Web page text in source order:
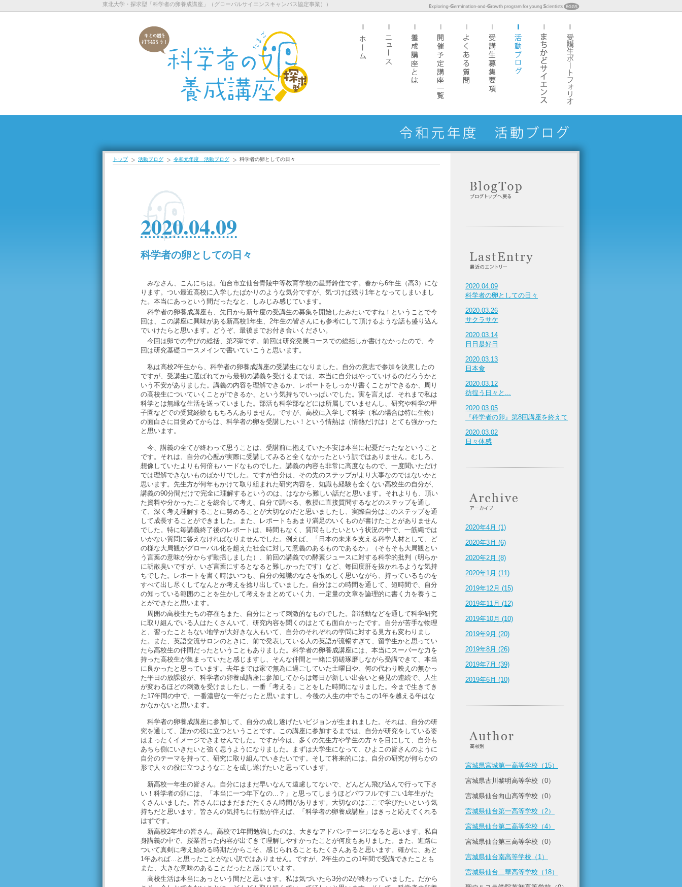
東北大学・探求型「科学者の卵養成講座」（グローバルサイエンスキャンパス協定事業））
トップ 活動ブログ 令和元年度 活動ブログ 科学者の卵としての日々
2020.04.09
科学者の卵としての日々
みなさん、こんにちは。仙台市立仙台青陵中等教育学校の星野鈴佳です。春から6年生（高3）にな
ります。つい最近高校に入学したばかりのような気分ですが、気づけば残り1年となってしまいまし
た。本当にあっという間だったなと、しみじみ感じています。
科学者の卵養成講座も、先日から新年度の受講生の募集を開始したみたいですね！ということで今
回は、この講座に興味がある新高校1年生、2年生の皆さんにも参考にして頂けるような話も盛り込ん
でいけたらと思います。どうぞ、最後までお付き合いください。
今回は卵での学びの総括、第2弾です。前回は研究発展コースでの総括しか書けなかったので、今
回は研究基礎コースメインで書いていこうと思います。
私は高校2年生から、科学者の卵養成講座の受講生になりました。自分の意志で参加を決意したの
ですが、受講生に選ばれてから最初の講義を受けるまでは、本当に自分はやっていけるのだろうかと
いう不安がありました。講義の内容を理解できるか、レポートをしっかり書くことができるか、周り
の高校生についていくことができるか、という気持ちでいっぱいでした。実を言えば、それまで私は
科学とは無縁な生活を送っていました。 部活も科学部などには所属していません し、研究や科学の甲
子園などでの受賞経験ももちろんありません。ですが、高校に入学して科学（私の場合は特に生物）
の面白さに目覚めてからは、科学者の卵を受講したい！という情熱は（情熱だけは）とても強かった
と思います。
今、講義の全てが終わって思うことは、受講前に抱えていた不安は本当に杞憂だったなということ
です。それは、自分の心配が実際に受講してみると全くなかったという訳ではありません。むしろ、
想像していたよりも何倍もハードなものでした。講義の内容も非常に高度なもので、一度聞いただけ
では理解できないものばかりでした。ですが自分は、その先のステップがより大事なのではないかと
思います。先生方が何年もかけて取り組まれた研究内容を、知識も経験も全くない高校生の自分が、
講義の90分間だけで完全に理解するというのは、はなから難しい話だと思います。それよりも、頂い
た資料や分かったことを総合して考え、自分で調べる、教授に直接質問するなどのステップを通し
て、深く考え理解することに努めることが大切なのだと思いましたし、実際自分はこのステップを通
して成長することができました。また、レポートもあまり満足のいくものが書けたことがありません
でした。特に毎講義終了後のレポートは、時間もなく、質問もしたいという状況の中で、一筋縄では
いかない質問に答えなければなりませんでした。例えば、「日本の未来を支える科学人材として、ど
の様な大局観がグローバル化を超えた社会に対して意義のあるものであるか」（そもそも大局観とい
う言葉の意味が分からず動揺しました）、前回の講義での酵素ジュースに対する科学的批判（明らか
に胡散臭いですが、いざ言葉にするとなると難しかったです）など、毎回度肝を抜かれるような気持
ちでした。レポートを書く時はいつも、自分の知識のなさを恨めしく思いながら、持っているものを
すべて出し尽くしてなんとか考えを捻り出していました。自分はこの時間を通して、短時間で、自分
の知っている範囲のことを生かして考えをまとめていく力、一定量の文章を論理的に書く力を養うこ
とができたと思います。
周囲の高校生たちの存在もまた、自分にとって刺激的なものでした。部活動などを通して科学研究
に取り組んでいる人はたくさんいて、研究内容を聞くのはとても面白かったです。自分が苦手な物理
と、習ったこともない地学が大好きな人もいて、自分のそれぞれの学問に対する見方も変わりまし
た。また、英語交流サロンのときに、前で発表している人の英語が流暢すぎて、留学生かと思ってい
たら高校生の仲間だったということもありました。科学者の卵養成講座には、本当にスーパーな力を
持った高校生が集まっていたと感じますし、そんな仲間と一緒に切磋琢磨しながら受講できて、本当
に良かったと思っています。去年までは家で無為に過ごしていた土曜日や、何の代わり映えの無かっ
た平日の放課後が、科学者の卵養成講座に参加してからは毎日が新しい出会いと発見の連続で、人生
が変わるほどの刺激を受けましたし、一番「考える」ことをした時間になりました。今まで生きてき
た17年間の中で、一番濃密な一年だったと思いますし、今後の人生の中でもこの1年を越える年はな
かなかないと思います。
科学者の卵養成講座に参加して、自分の成し遂げたいビジョンが生まれました。それは、自分の研
究を通して、誰かの役に立つということです。この講座に参加するまでは、自分が研究をしている姿
はまったくイメージできませんでした。ですが今は、多くの先生方や学生の方々を目にして、自分も
あちら側にいきたいと強く思うようになりました。まずは大学生になって、ひよこの皆さんのように
自分のテーマを持って、研究に取り組んでいきたいです。そして将来的には、自分の研究が何らかの
形で人々の役に立つようなことを成し遂げたいと思っています。
新高校一年生の皆さん。自分にはまだ早いなんて遠慮してないで、どんどん飛び込んで行って下さ
い！科学者の卵には、「本当に一つ年下なの...？」と思ってしまうほどパワフルですごい1年生がた
くさんいました。皆さんにはまだまだたくさん時間があります。大切なのはここで学びたいという気
持ちだと思います。皆さんの気持ちに行動が伴えば、「科学者の卵養成講座」はきっと応えてくれる
はずです。
新高校2年生の皆さん。高校で1年間勉強したのは、大きなアドバンテージになると思います。私自
身講義の中で、授業習った内容が出てきて理解しやすかったことが何度もありました。また、進路に
ついて真剣に考え始める時期だからこそ、感じられることもたくさんあると思います。確かに、あと
1年あれば...と思ったことがない訳ではありません。ですが、2年生のこの1年間で受講できたことも
また、大きな意味のあることだったと感じています。
高校生活は本当にあっという間だと思います。私は気づいたら3分の2が終わっていました。だから
2020.04.09
科学者の卵としての日々
2020.03.26
サクラサケ
2020.03.14
日日是好日
2020.03.13
日本食
2020.03.12
彷徨う日々と...
2020.03.05
『科学者の卵』第8回講座を終えて
2020.03.02
日々体感
2020年4月 (1)
2020年3月 (6)
2020年2月 (8)
2020年1月 (11)
2019年12月 (15)
2019年11月 (12)
2019年10月 (10)
2019年9月 (20)
2019年8月 (26)
2019年7月 (39)
2019年6月 (10)
宮城県宮城第一高等学校（15）
宮城県古川黎明高等学校（0）
宮城県仙台向山高等学校（0）
宮城県仙台第一高等学校（2）
宮城県仙台第二高等学校（4）
宮城県仙台第三高等学校（0）
宮城県仙台南高等学校（1）
宮城県仙台二華高等学校（18）